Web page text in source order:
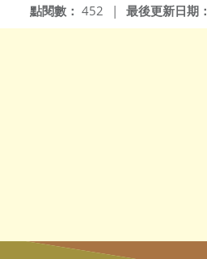
最後更新日期：
點閱數： 452 |